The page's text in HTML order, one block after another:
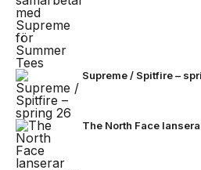
Supreme / Spitfire –
The North Face